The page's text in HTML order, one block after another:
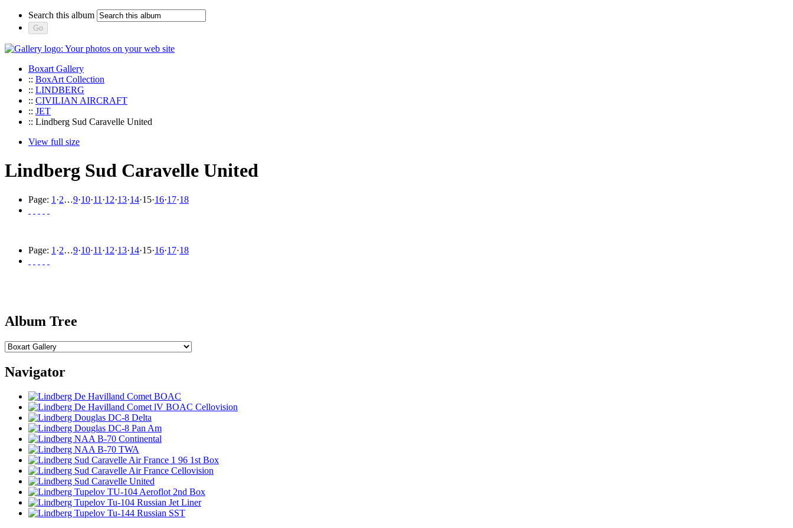
Search this album
Boxart Gallery
:: BoxArt Collection
:: LINDBERG
:: CIVILIAN AIRCRAFT
:: JET
:: Lindberg Sud Caravelle United
View full size
Lindberg Sud Caravelle United
Page: 1 ·2…9·10·11 ·12·13·14·15·16·17·18
Page: 1 ·2…9·10·11 ·12·13·14·15·16·17·18
Album Tree
Navigator